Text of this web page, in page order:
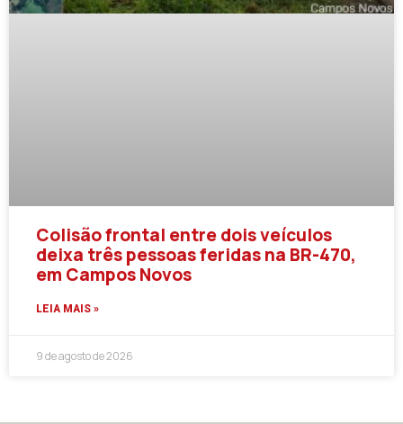
Colisão frontal entre dois veículos
deixa três pessoas feridas na BR-470,
em Campos Novos
LEIA MAIS »
9 de agosto de 2026